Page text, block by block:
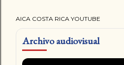
AICA COSTA RICA YOUTUBE
Archivo audiovisual